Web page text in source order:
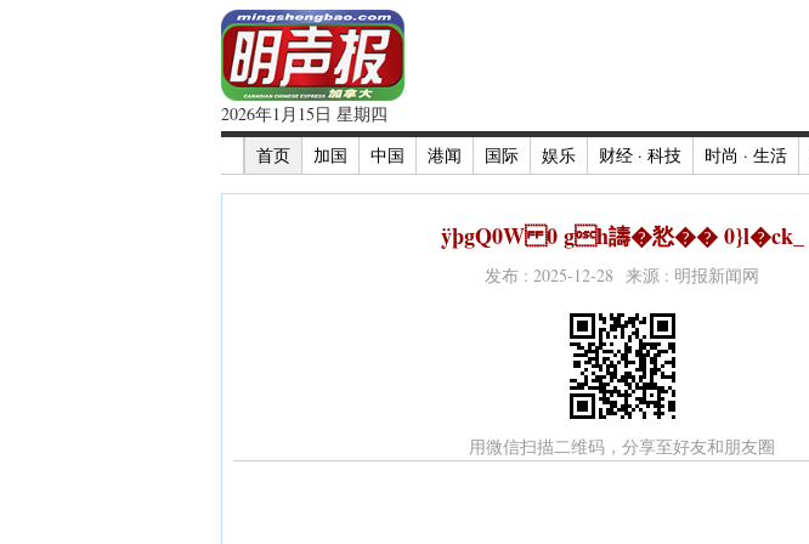
2026年1月15日 星期四
首页
加国 中国 港闻 国际 娱乐 财经 · 科技 时尚 · 生活
ÿþgQ0W 0 gh譸�悐�� 0}l�ck_
发布 : 2025-12-28 来源 : 明报新闻网
用微信扫描二维码，分享至好友和朋友圈